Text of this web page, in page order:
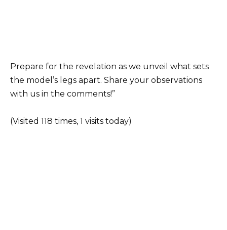
Prepare for the revelation as we unveil what sets
the model’s legs apart. Share your observations
with us in the comments!”
(Visited 118 times, 1 visits today)